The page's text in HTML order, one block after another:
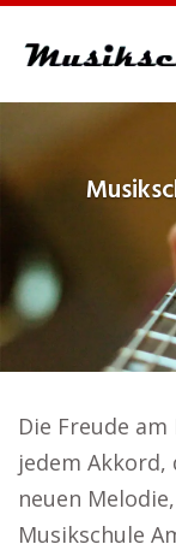
Die Freude
jedem
neuen
Musikschule